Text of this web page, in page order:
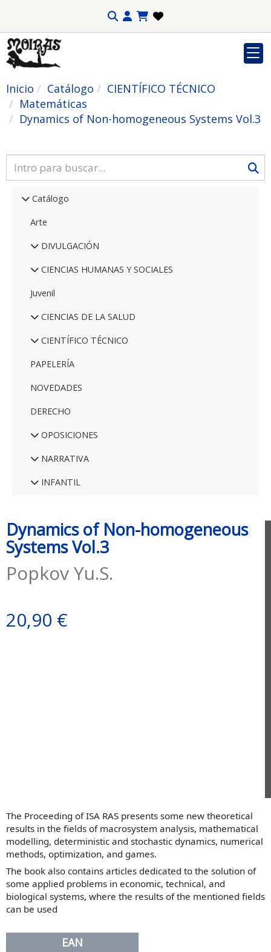
Inicio Catálogo
CIENTÍFICO TÉCNICO
Matemáticas
Dynamics of Non-homogeneous Systems Vol.3
Catálogo
Arte
DIVULGACIÓN
CIENCIAS HUMANAS Y SOCIALES
Juvenil
CIENCIAS DE LA SALUD
CIENTÍFICO TÉCNICO
PAPELERÍA
NOVEDADES
DERECHO
OPOSICIONES
NARRATIVA
INFANTIL
Dynamics of Non-homogeneous
Systems Vol.3
Popkov Yu.S.
20,90 €
The Proceeding of ISA RAS presents some new theoretical
results in the fields of macrosystem analysis, mathematical
modelling, deterministic and stochastic dynamics, numerical
methods, optimization, and games.
The book also contains articles dedicated to the solution of
some applied problems in economic, technical, and
biological systems, where the results of the mentioned fields
can be used
EAN